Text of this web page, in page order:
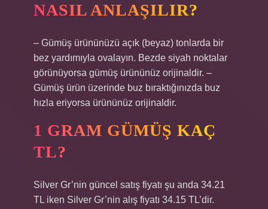
NASIL ANLAŞILIR?
– Gümüş ürününüzü açık (beyaz) tonlarda bir
bez yardımıyla ovalayın. Bezde siyah noktalar
görünüyorsa gümüş ürününüz orijinaldir. –
Gümüş ürün üzerinde buz bıraktığınızda buz
hızla eriyorsa ürününüz orijinaldir.
1 GRAM GÜMÜŞ KAÇ
TL?
Silver Gr’nin güncel satış fiyatı şu anda 34.21
TL iken Silver Gr’nin alış fiyatı 34.15 TL’dir.